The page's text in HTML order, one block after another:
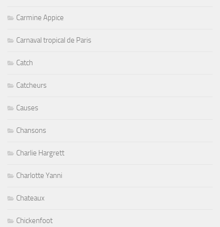
Carmine Appice
Carnaval tropical de Paris
Catch
Catcheurs
Causes
Chansons
Charlie Hargrett
Charlotte Yanni
Chateaux
Chickenfoot